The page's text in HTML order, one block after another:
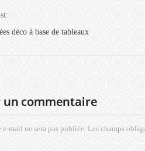
déco à base de tableaux
un commentaire
e-mail ne sera pas publiée. Les champs